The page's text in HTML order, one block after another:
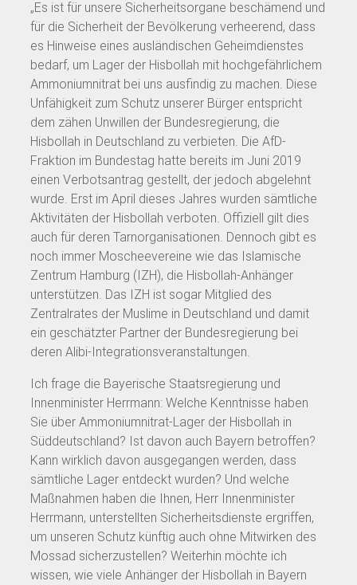
„Es ist für unsere Sicherheitsorgane beschämend und
für die Sicherheit der Bevölkerung verheerend, dass
es Hinweise eines ausländischen Geheimdienstes
bedarf, um Lager der Hisbollah mit hochgefährlichem
Ammoniumnitrat bei uns ausfindig zu machen. Diese
Unfähigkeit zum Schutz unserer Bürger entspricht
dem zähen Unwillen der Bundesregierung, die
Hisbollah in Deutschland zu verbieten. Die AfD-
Fraktion im Bundestag hatte bereits im Juni 2019
einen Verbotsantrag gestellt, der jedoch abgelehnt
wurde. Erst im April dieses Jahres wurden sämtliche
Aktivitäten der Hisbollah verboten. Offiziell gilt dies
auch für deren Tarnorganisationen. Dennoch gibt es
noch immer Moscheevereine wie das Islamische
Zentrum Hamburg (IZH), die Hisbollah-Anhänger
unterstützen. Das IZH ist sogar Mitglied des
Zentralrates der Muslime in Deutschland und damit
ein geschätzter Partner der Bundesregierung bei
deren Alibi-Integrationsveranstaltungen.
Ich frage die Bayerische Staatsregierung und
Innenminister Herrmann: Welche Kenntnisse haben
Sie über Ammoniumnitrat-Lager der Hisbollah in
Süddeutschland? Ist davon auch Bayern betroffen?
Kann wirklich davon ausgegangen werden, dass
sämtliche Lager entdeckt wurden? Und welche
Maßnahmen haben die Ihnen, Herr Innenminister
Herrmann, unterstellten Sicherheitsdienste ergriffen,
um unseren Schutz künftig auch ohne Mitwirken des
Mossad sicherzustellen? Weiterhin möchte ich
wissen, wie viele Anhänger der Hisbollah in Bayern